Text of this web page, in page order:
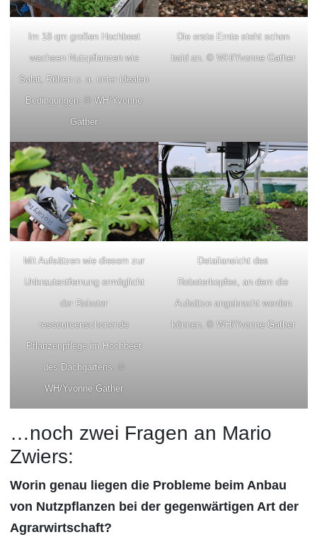
Im 18 qm großen Hochbeet
wachsen Nutzpflanzen wie
Salat, Rüben u. a. unter idealen
Bedingungen. © WH/Yvonne
Gather
Die erste Ernte steht schon
bald an. © WH/Yvonne Gather
Mit Aufsätzen wie diesem zur
Unkrautentfernung ermöglicht
der Roboter
ressourcenschonende
Pflanzenpflege im Hochbeet
des Dachgartens. ©
WH/Yvonne Gather
Detailansicht des
Roboterkopfes, an dem die
Aufsätze angebracht werden
können. © WH/Yvonne Gather
…noch zwei Fragen an Mario
Zwiers:
Worin genau liegen die Probleme beim Anbau
von Nutzpflanzen bei der gegenwärtigen Art der
Agrarwirtschaft?